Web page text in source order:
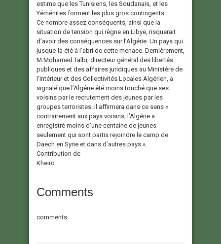
estime que les Tunisiens, les Soudanais, et les
Yéménites forment les plus gros contingents.
Ce nombre assez conséquents, ainsi que la
situation de tension qui règne en Libye, risquerait
d’avoir des conséquences sur l’Algérie. Un pays qui
jusque-là été à l’abri de cette menace. Dernièrement,
M.Mohamed Talbi, directeur général des libertés
publiques et des affaires juridiques au Ministère de
l’Intérieur et des Collectivités Locales Algérien, a
signalé que l’Algérie été moins touché que ses
voisins par le recrutement des jeunes par les
groupes terroristes. Il affirmera dans ce sens «
contrairement aux pays voisins, l’Algérie a
enregistré moins d’une centaine de jeunes
seulement qui sont partis rejoindre le camp de
Daech en Syrie et dans d’autres pays ».
Contribution de
Kheiro
Comments
comments